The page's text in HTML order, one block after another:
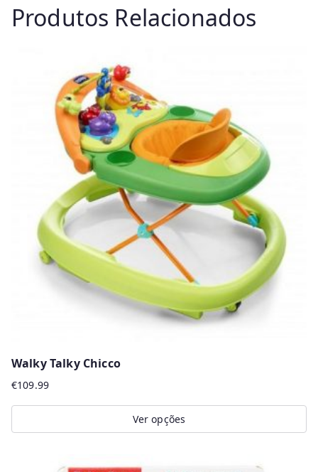
Produtos Relacionados
Walky Talky Chicco
€109.99
Ver opções